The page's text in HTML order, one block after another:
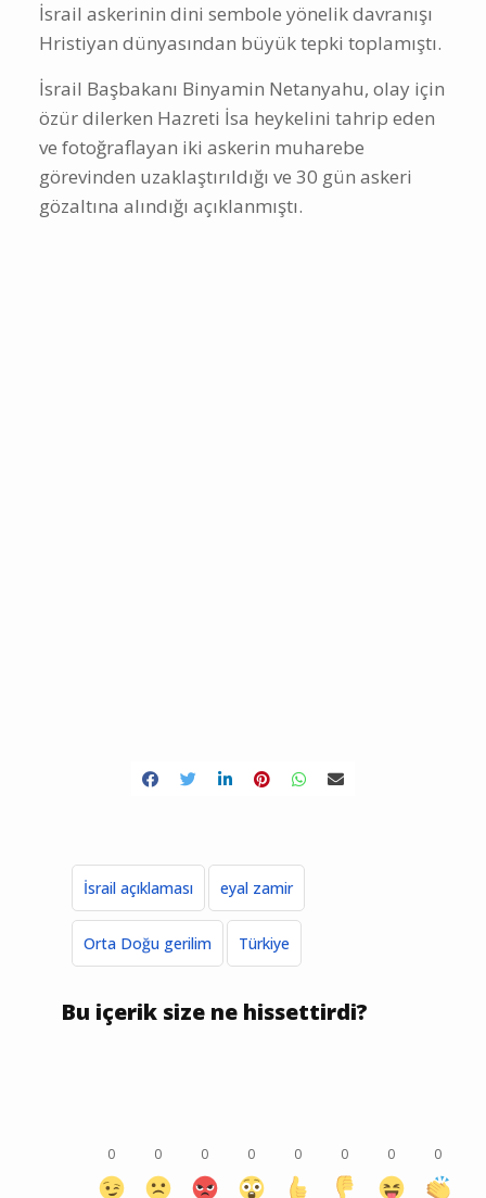
İsrail askerinin dini sembole yönelik davranışı
Hristiyan dünyasından büyük tepki toplamıştı.
İsrail Başbakanı Binyamin Netanyahu, olay için
özür dilerken Hazreti İsa heykelini tahrip eden
ve fotoğraflayan iki askerin muharebe
görevinden uzaklaştırıldığı ve 30 gün askeri
gözaltına alındığı açıklanmıştı.
İsrail açıklaması eyal zamir
Orta Doğu gerilim Türkiye
Bu içerik size ne hissettirdi?
0 0 0 0 0 0 0 0